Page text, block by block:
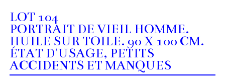
LOT 104
PORTRAIT DE VIEIL HOMME.
HUILE SUR TOILE. 90 X 100 CM.
ÉTAT D'USAGE, PETITS
ACCIDENTS ET MANQUES